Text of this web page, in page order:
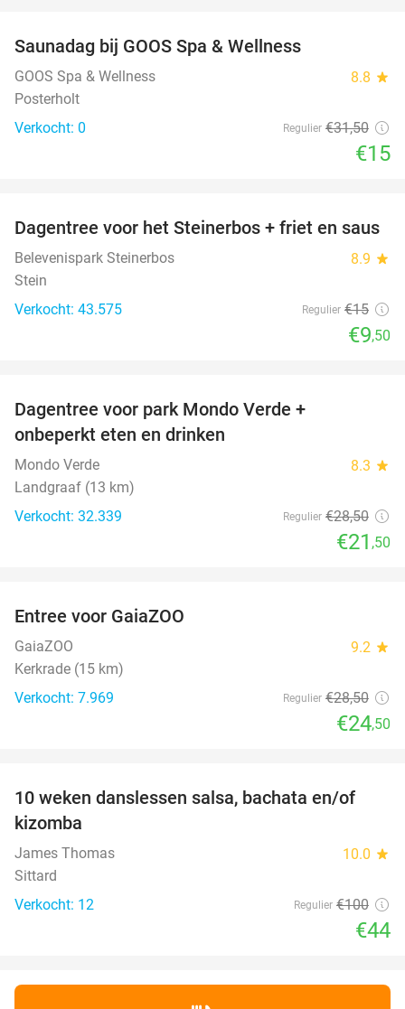
TODAY
Saunadag bij GOOS Spa & Wellness
GOOS Spa & Wellness 8.8 star
Posterholt
Verkocht: 0
Regulier €31,50
€15
37%
Dagentree voor het Steinerbos + friet en saus
Belevenispark Steinerbos 8.9 star
Stein
Verkocht: 43.575
Regulier €15
€9,50
Dagentree voor park Mondo Verde +
onbeperkt eten en drinken
Mondo Verde 8.3 star
Landgraaf (13 km)
Verkocht: 32.339
Regulier €28,50
€21 ,50
Entree voor GaiaZOO
GaiaZOO 9.2 star
Kerkrade (15 km)
Verkocht: 7.969
Regulier €28,50
€24,50
56%
10 weken danslessen salsa, bachata en/of
kizomba
James Thomas 10.0 star
Sittard
Verkocht: 12
Regulier €100
€44